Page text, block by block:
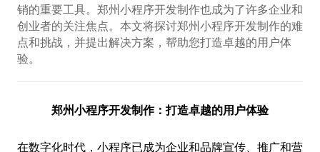
销的重要工具。郑州小程序开发制作也成为了许多企业和
创业者的关注焦点。本文将探讨郑州小程序开发制作的难
点和挑战，并提出解决方案，帮助您打造卓越的用户体
验。
郑州小程序开发制作：打造卓越的用户体验
在数字化时代，小程序已成为企业和品牌宣传、推广和营